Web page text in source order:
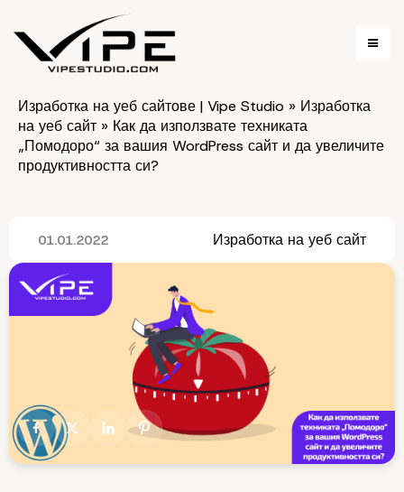
Изработка на уеб сайтове | Vipe Studio » Изработка
на уеб сайт » Как да използвате техниката
„Помодоро“ за вашия WordPress сайт и да увеличите
продуктивността си?
01.01.2022 Изработка на уеб сайт